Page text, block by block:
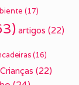
(17)
artigos (22)
(16)
Crianças (22)